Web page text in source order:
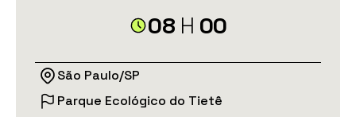
08 H 00
São Paulo/SP
Parque Ecológico do Tietê